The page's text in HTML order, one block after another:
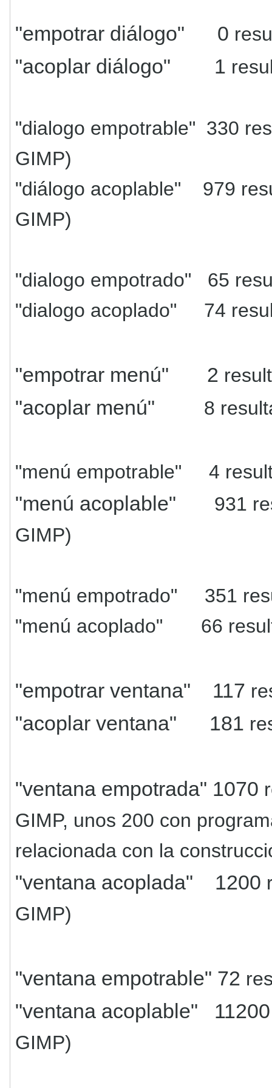
"empotrar diálogo" 0
"acoplar diálogo" 1
"dialogo empotrable" 330
GIMP)
"diálogo acoplable" 979
GIMP)
"dialogo empotrado" 65
"dialogo acoplado" 74
"empotrar menú" 2
"acoplar menú" 8
"menú empotrable"4
"menú acoplable" 931
GIMP)
"menú empotrado" 351
"menú acoplado" 66
"empotrar ventana" 117
"acoplar ventana" 181
"ventana empotrada" 1070
GIMP, unos 200 con
relacionada con la
"ventana acoplada" 1200
GIMP)
"ventana empotrable" 72
"ventana acoplable" 11200
GIMP)